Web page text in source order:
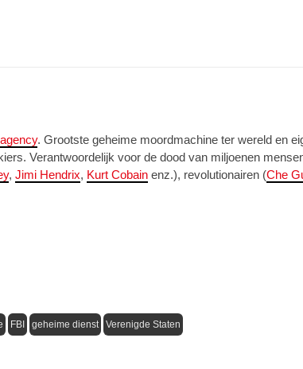
. Grootste geheime moordmachine ter wereld en
Verantwoordelijk voor de dood van miljoenen
, Jimi Hendrix, Kurt Cobain enz.), revolutionairen (Che
FBI geheime dienst Verenigde Staten